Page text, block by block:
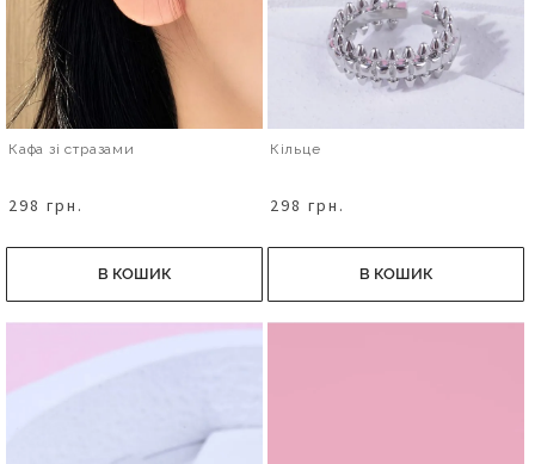
Кафа зі стразами
298 грн.
В КОШИК
Кільце
298 грн.
В КОШИК